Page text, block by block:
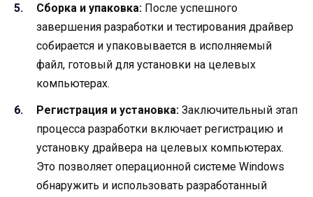
Сборка и упаковка: После успешного
завершения разработки и тестирования драйвер
собирается и упаковывается в исполняемый
файл, готовый для установки на целевых
компьютерах.
Регистрация и установка: Заключительный этап
процесса разработки включает регистрацию и
установку драйвера на целевых компьютерах.
Это позволяет операционной системе Windows
обнаружить и использовать разработанный